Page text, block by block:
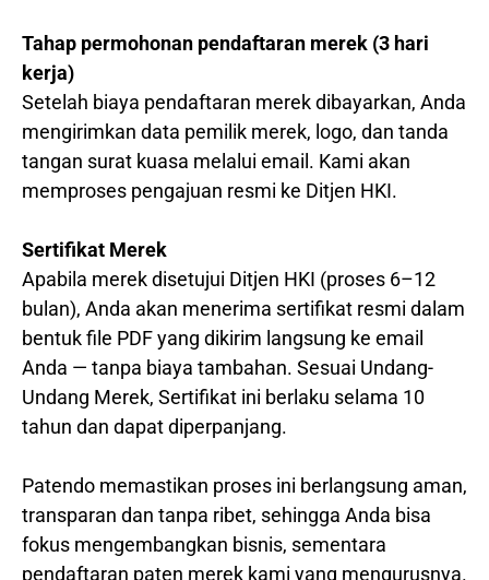
Tahap permohonan pendaftaran merek (3 hari
kerja)
Setelah biaya pendaftaran merek dibayarkan, Anda
mengirimkan data pemilik merek, logo, dan tanda
tangan surat kuasa melalui email. Kami akan
memproses pengajuan resmi ke Ditjen HKI.
Sertifikat Merek
Apabila merek disetujui Ditjen HKI (proses 6–12
bulan), Anda akan menerima sertifikat resmi dalam
bentuk file PDF yang dikirim langsung ke email
Anda — tanpa biaya tambahan. Sesuai Undang-
Undang Merek, Sertifikat ini berlaku selama 10
tahun dan dapat diperpanjang.
Patendo memastikan proses ini berlangsung aman,
transparan dan tanpa ribet, sehingga Anda bisa
fokus mengembangkan bisnis, sementara
pendaftaran paten merek kami yang mengurusnya.